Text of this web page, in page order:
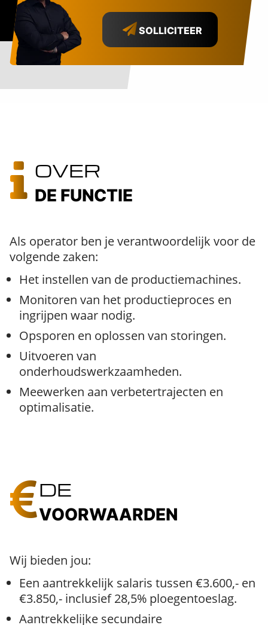
SOLLICITEER
OVER
DE FUNCTIE
Als operator ben je verantwoordelijk voor de
volgende zaken:
Het instellen van de productiemachines.
Monitoren van het productieproces en
ingrijpen waar nodig.
Opsporen en oplossen van storingen.
Uitvoeren van
onderhoudswerkzaamheden.
Meewerken aan verbetertrajecten en
optimalisatie.
DE
VOORWAARDEN
Wij bieden jou:
Een aantrekkelijk salaris tussen €3.600,- en
€3.850,- inclusief 28,5% ploegentoeslag.
Aantrekkelijke secundaire